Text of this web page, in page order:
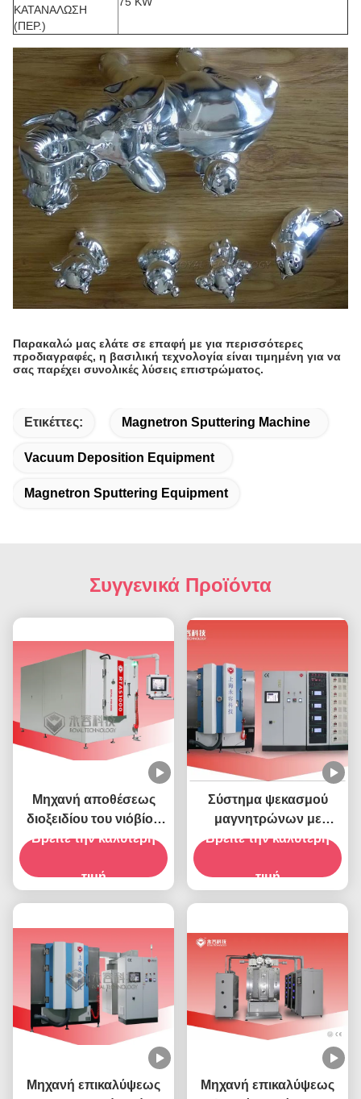
ΚΑΤΑΝΑΛΩΣΗ
(ΠΕΡ.)
Παρακαλώ μας ελάτε σε επαφή με για περισσότερες
προδιαγραφές, η βασιλική τεχνολογία είναι τιμημένη για να
σας παρέχει συνολικές λύσεις επιστρώματος.
Ετικέττες: Magnetron Sputtering Machine
Vacuum Deposition Equipment
Magnetron Sputtering Equipment
Συγγενικά Προϊόντα
Μηχανή αποθέσεως
διοξειδίου του νιόβίου
(NbO2) - RTSP1000-Nb
Βρείτε την καλύτερη
τιμή
Σύστημα ψεκασμού
μαγνητρώνων με
κλειστό πεδίο μη
Βρείτε την καλύτερη
τιμή
Μηχανή επικαλύψεως
Μηχανή επικαλύψεως